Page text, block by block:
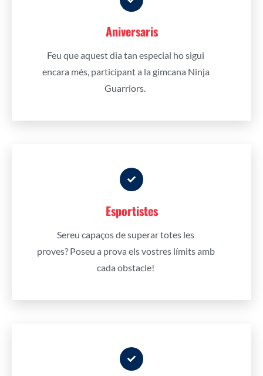
Aniversaris
Feu que aquest dia tan especial ho sigui
encara més, participant a la gimcana Ninja
Guarriors.
Esportistes
Sereu capaços de superar totes les
proves? Poseu a prova els vostres límits amb
cada obstacle!